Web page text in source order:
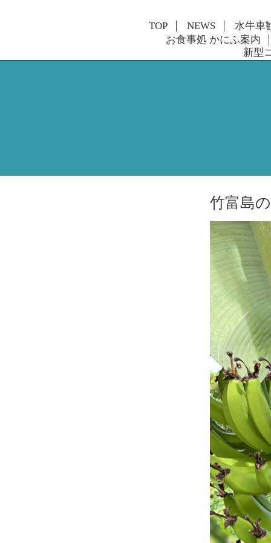
TOP NEWS
水牛車
お食事処 かにふ案内
新型
竹富島